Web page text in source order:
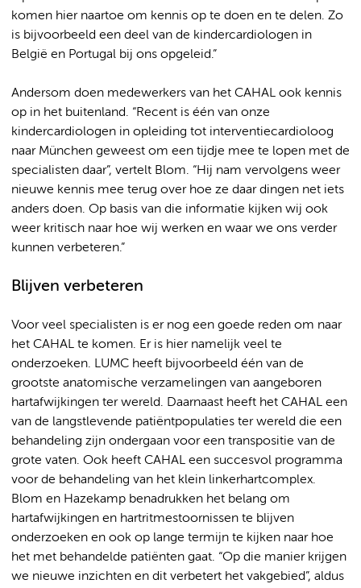
komen hier naartoe om kennis op te doen en te delen. Zo
is bijvoorbeeld een deel van de kindercardiologen in
België en Portugal bij ons opgeleid.”
Andersom doen medewerkers van het CAHAL ook kennis
op in het buitenland. “Recent is één van onze
kindercardiologen in opleiding tot interventiecardioloog
naar München geweest om een tijdje mee te lopen met de
specialisten daar”, vertelt Blom. “Hij nam vervolgens weer
nieuwe kennis mee terug over hoe ze daar dingen net iets
anders doen. Op basis van die informatie kijken wij ook
weer kritisch naar hoe wij werken en waar we ons verder
kunnen verbeteren.”
Blijven verbeteren
Voor veel specialisten is er nog een goede reden om naar
het CAHAL te komen. Er is hier namelijk veel te
onderzoeken. LUMC heeft bijvoorbeeld één van de
grootste anatomische verzamelingen van aangeboren
hartafwijkingen ter wereld. Daarnaast heeft het CAHAL een
van de langstlevende patiëntpopulaties ter wereld die een
behandeling zijn ondergaan voor een transpositie van de
grote vaten. Ook heeft CAHAL een succesvol programma
voor de behandeling van het klein linkerhartcomplex.
Blom en Hazekamp benadrukken het belang om
hartafwijkingen en hartritmestoornissen te blijven
onderzoeken en ook op lange termijn te kijken naar hoe
het met behandelde patiënten gaat. “Op die manier krijgen
we nieuwe inzichten en dit verbetert het vakgebied”, aldus